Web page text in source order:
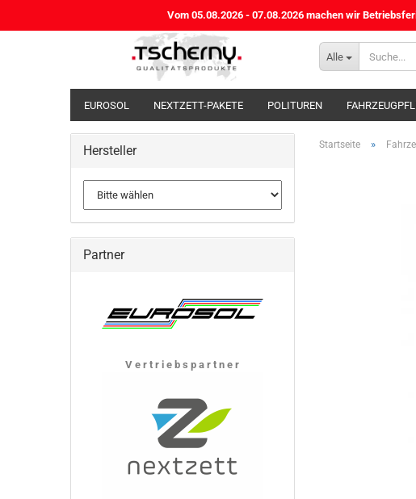
Alle
Vom 05.08.2026 - 07.08.2026 machen wir
EUROSOL NEXTZETT-PAKETE POLITUREN
HALLEN- / BODENREINIGUNG HANDREINIGUNG / HAUTPFLEGE
Startseite »
Hersteller
Partner
V e r t r i e b s p a r t n e r